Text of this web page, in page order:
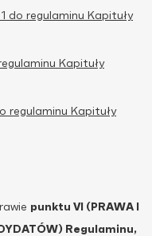
do regulaminu Kapituły
Kapituły
regulaminu Kapituły
punktu VI (PRAWA I
Regulaminu,